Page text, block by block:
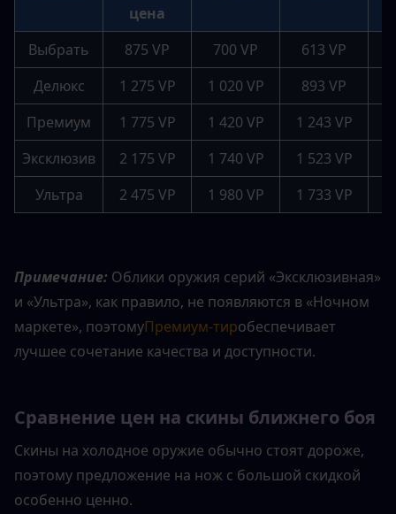
цена
Выбрать 875 VP 700 VP 613 VP
Делюкс
1 275 VP 1 020 VP 893 VP
Премиум
1 775 VP 1 420 VP 1 243 VP
Эксклюзив
2 175 VP 1 740 VP 1 523 VP
Ультра
2 475 VP 1 980 VP 1 733 VP
Примечание: Облики оружия серий «Эксклюзивная»
и «Ультра», как правило, не появляются в «Ночном
маркете», поэтомуПремиум-тиробеспечивает
лучшее сочетание качества и доступности.
Сравнение цен на скины ближнего боя
Скины на холодное оружие обычно стоят дороже,
поэтому предложение на нож с большой скидкой
особенно ценно.